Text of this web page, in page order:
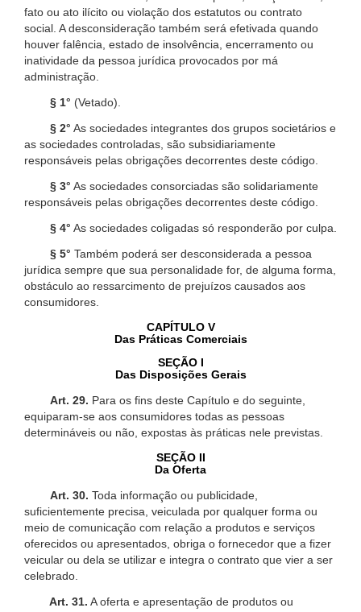
fato ou ato ilícito ou violação dos estatutos ou contrato
social. A desconsideração também será efetivada quando
houver falência, estado de insolvência, encerramento ou
inatividade da pessoa jurídica provocados por má
administração.
§ 1° (Vetado).
§ 2° As sociedades integrantes dos grupos societários e
as sociedades controladas, são subsidiariamente
responsáveis pelas obrigações decorrentes deste código.
§ 3° As sociedades consorciadas são solidariamente
responsáveis pelas obrigações decorrentes deste código.
§ 4° As sociedades coligadas só responderão por culpa.
§ 5° Também poderá ser desconsiderada a pessoa
jurídica sempre que sua personalidade for, de alguma forma,
obstáculo ao ressarcimento de prejuízos causados aos
consumidores.
CAPÍTULO V
Das Práticas Comerciais
SEÇÃO I
Das Disposições Gerais
Art. 29. Para os fins deste Capítulo e do seguinte,
equiparam-se aos consumidores todas as pessoas
determináveis ou não, expostas às práticas nele previstas.
SEÇÃO II
Da Oferta
Art. 30. Toda informação ou publicidade,
suficientemente precisa, veiculada por qualquer forma ou
meio de comunicação com relação a produtos e serviços
oferecidos ou apresentados, obriga o fornecedor que a fizer
veicular ou dela se utilizar e integra o contrato que vier a ser
celebrado.
Art. 31. A oferta e apresentação de produtos ou